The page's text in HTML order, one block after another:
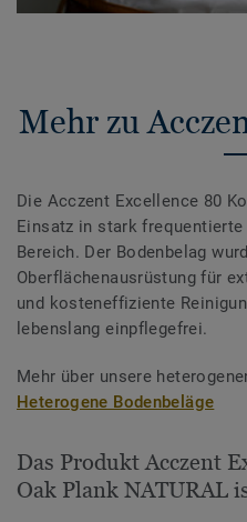
Mehr zu
Die Acczent Excellence 80
Einsatz in stark
Bereich. Der Bodenbelag
Oberflächenausrüstung für
und kosteneffiziente
lebenslang einpflegefrei.
Mehr über unsere
Heterogene Bodenbeläge
Das Produkt Acczent
Oak Plank NATURAL